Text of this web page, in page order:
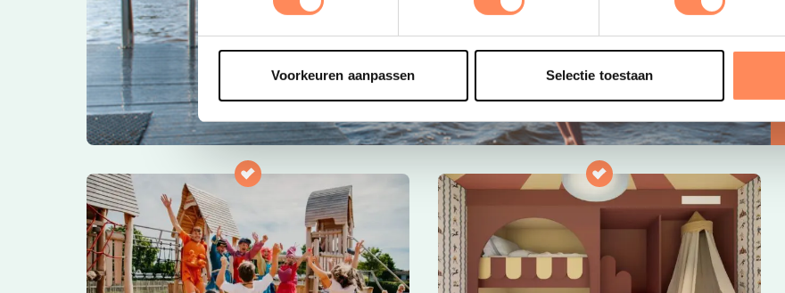
Voorkeuren aanpassen Selectie toestaan